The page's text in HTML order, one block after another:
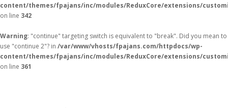
content/themes/fpajans/inc/modules/ReduxCore/extensions/
on line 342
Warning: "continue" targeting switch is equivalent to "break". Did you mean to
use "continue 2"? in /var/www/vhosts/fpajans.com/httpdocs/wp-
content/themes/fpajans/inc/modules/ReduxCore/extensions/
on line 361